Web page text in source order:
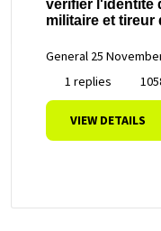
vérifier l'identité
militaire et tireur
General 25
1 replies
VIEW DETAILS